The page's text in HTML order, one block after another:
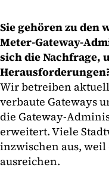
Sie gehören zu den
Meter-Gateway-
sich die Nachfrage,
Wir betreiben
verbaute Gateways
die Gateway-
erweitert. Viele
inzwischen aus,
ausreichen.